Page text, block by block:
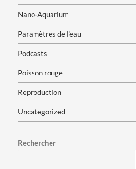
Nano-Aquarium
Paramètres de l'eau
Podcasts
Poisson rouge
Reproduction
Uncategorized
Rechercher